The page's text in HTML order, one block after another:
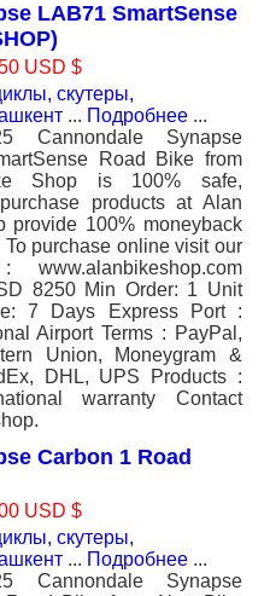
LAB71 SmartSense
USD $
скутеры,
... Подробнее ...
Cannondale Synapse
Road Bike from
Shop is 100% safe,
products at Alan
provide 100% moneyback
To purchase online visit our
www.alanbikeshop.com
8250 Min Order: 1 Unit
7 Days Express Port :
Airport Terms : PayPal,
Union, Moneygram &
DHL, UPS Products :
warranty Contact
Carbon 1 Road
USD $
скутеры,
... Подробнее ...
Cannondale Synapse